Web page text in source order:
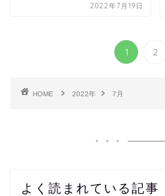
2022年7月19日
1 2
HOME 2022年 7月
よく読まれている記事